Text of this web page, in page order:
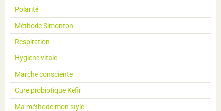
Polarité
Méthode Simonton
Respiration
Hygiene vitale
Marche consciente
Cure probiotique Kéfir
Ma méthode mon style